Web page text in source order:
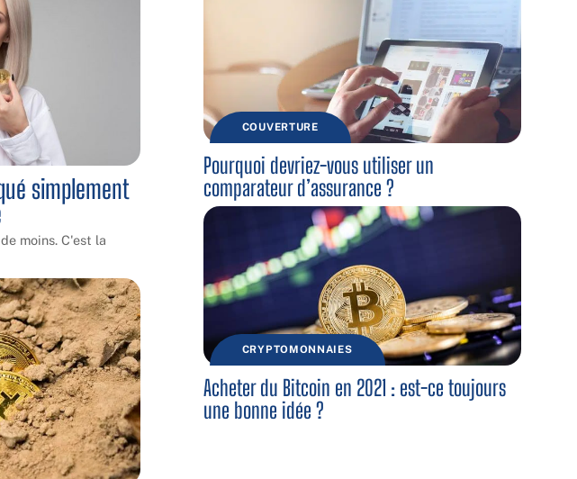
simplement
moins. C'est la
COUVERTURE
Pourquoi devriez-vous utiliser un
comparateur d’assurance ?
CRYPTOMONNAIES
Acheter du Bitcoin en 2021 : est-ce toujours
une bonne idée ?